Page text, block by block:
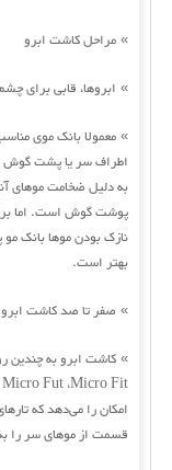
» مراحل کاشت ابرو
» ابروها، قابی برای
» معمولا بانک موی
اطراف سر یا پشت گوش
به دلیل ضخامت موهای
پوشت گوش است. اما
نازک بودن موها بانک
بهتر است.
» صفر تا صد کاشت ابرو
»
امکان را می‌دهد که
قسمت از موهای سر را